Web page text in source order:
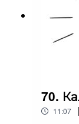
70.
11:07 |